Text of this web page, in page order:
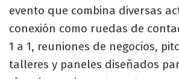
evento que combina diversas
conexión como ruedas de
1 a 1, reuniones de negocios,
talleres y paneles diseñados